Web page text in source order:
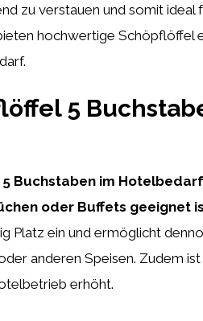
zu verstauen und somit ideal
hochwertige Schöpflöffel
5
Buchstaben im
oder Buffets geeignet
Platz ein und ermöglicht
anderen Speisen. Zudem
erhöht.